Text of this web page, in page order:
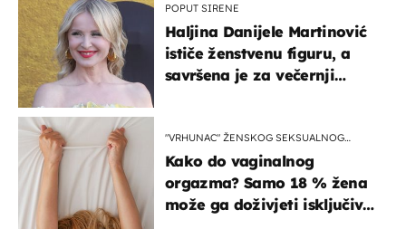
POPUT SIRENE
Haljina Danijele Martinović
ističe ženstvenu figuru, a
savršena je za večernji
"VRHUNAC" ŽENSKOG SEKSUALNOG
Kako do vaginalnog
orgazma? Samo 18 % žena
može ga doživjeti isključivo